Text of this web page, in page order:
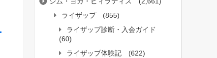
ライザップ
(855)
ライザップ診断・入会ガイド
(60)
ライザップ体験記
(622)